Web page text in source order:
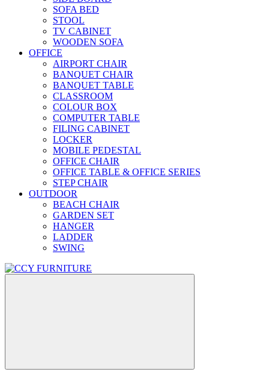
SOFA BED
STOOL
TV CABINET
WOODEN SOFA
OFFICE
AIRPORT CHAIR
BANQUET CHAIR
BANQUET TABLE
CLASSROOM
COLOUR BOX
COMPUTER TABLE
FILING CABINET
LOCKER
MOBILE PEDESTAL
OFFICE CHAIR
OFFICE TABLE & OFFICE SERIES
STEP CHAIR
OUTDOOR
BEACH CHAIR
GARDEN SET
HANGER
LADDER
SWING